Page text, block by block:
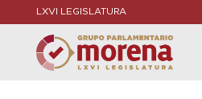
LXVI LEGISLATURA